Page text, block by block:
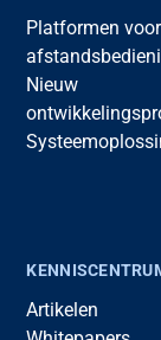
Platformen voor
Nieuw
Artikelen